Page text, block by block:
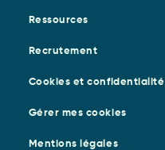
Ressources
Recrutement
Cookies et confidentialité
Gérer mes cookies
Mentions légales